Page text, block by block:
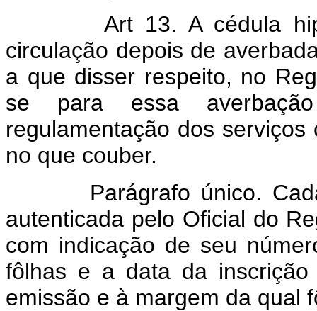
Art 13. A cédula
circulação depois de
a que disser respeito, no
se para essa
regulamentação dos
no que couber.
Parágrafo único. Cada
autenticada pelo Oficial do
com indicação de seu
fôlhas e a data da
emissão e à margem da qual